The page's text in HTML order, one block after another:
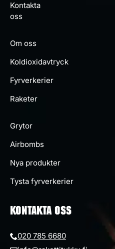
Kontakta
oss
Om oss
Koldioxidavtryck
Fyrverkerier
Raketer
Grytor
Airbombs
Nya produkter
Tysta fyrverkerier
KONTAKTA OSS
020 785 6680